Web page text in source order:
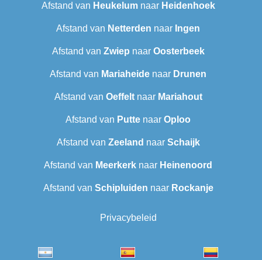
Afstand van Heukelumnaar Heidenhoek
Afstand van Netterden naar Ingen
Afstand van Zwiep naar Oosterbeek
Afstand van Mariaheide naar Drunen
Afstand van Oeffeltnaar Mariahout
Afstand van Putte naar Oploo
Afstand van Zeeland naar Schaijk
Afstand van Meerkerk naar Heinenoord
Afstand van Schipluiden naar Rockanje
Privacybeleid